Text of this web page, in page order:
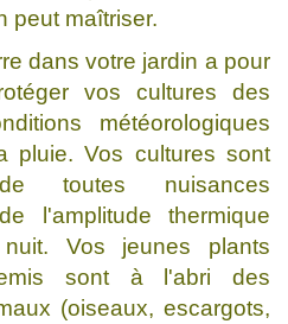
peut maîtriser.
dans votre jardin a pour
vos cultures des
météorologiques
pluie. Vos cultures sont
toutes nuisances
l'amplitude thermique
Vos jeunes plants
sont à l'abri des
(oiseaux, escargots,